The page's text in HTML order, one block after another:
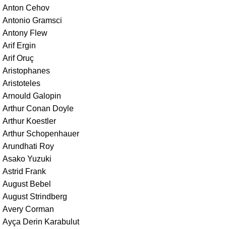
Anton Cehov
Antonio Gramsci
Antony Flew
Arif Ergin
Arif Oruç
Aristophanes
Aristoteles
Arnould Galopin
Arthur Conan Doyle
Arthur Koestler
Arthur Schopenhauer
Arundhati Roy
Asako Yuzuki
Astrid Frank
August Bebel
August Strindberg
Avery Corman
Ayça Derin Karabulut